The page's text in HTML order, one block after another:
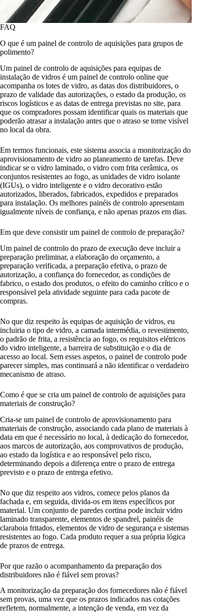
FAQ
O que é um painel de controlo de aquisições para grupos de
polimento?
Um painel de controlo de aquisições para equipas de
instalação de vidros é um painel de controlo online que
acompanha os lotes de vidro, as datas dos distribuidores, o
prazo de validade das autorizações, o estado da produção, os
riscos logísticos e as datas de entrega previstas no site, para
que os compradores possam identificar quais os materiais que
poderão atrasar a instalação antes que o atraso se torne visível
no local da obra.
Em termos funcionais, este sistema associa a monitorização do
aprovisionamento de vidro ao planeamento de tarefas. Deve
indicar se o vidro laminado, o vidro com frita cerâmica, os
conjuntos resistentes ao fogo, as unidades de vidro isolante
(IGUs), o vidro inteligente e o vidro decorativo estão
autorizados, liberados, fabricados, expedidos e preparados
para instalação. Os melhores painéis de controlo apresentam
igualmente níveis de confiança, e não apenas prazos em dias.
Em que deve consistir um painel de controlo de preparação?
Um painel de controlo do prazo de execução deve incluir a
preparação preliminar, a elaboração do orçamento, a
preparação verificada, a preparação efetiva, o prazo de
autorização, a confiança do fornecedor, as condições de
fabrico, o estado dos produtos, o efeito do caminho crítico e o
responsável pela atividade seguinte para cada pacote de
compras.
No que diz respeito às equipas de aquisição de vidros, eu
incluiria o tipo de vidro, a camada intermédia, o revestimento,
o padrão de frita, a resistência ao fogo, os requisitos elétricos
do vidro inteligente, a barreira de substituição e o dia de
acesso ao local. Sem esses aspetos, o painel de controlo pode
parecer simples, mas continuará a não identificar o verdadeiro
mecanismo de atraso.
Como é que se cria um painel de controlo de aquisições para
materiais de construção?
Cria-se um painel de controlo de aprovisionamento para
materiais de construção, associando cada plano de materiais à
data em que é necessário no local, à dedicação do fornecedor,
aos marcos de autorização, aos comprovativos de produção,
ao estado da logística e ao responsável pelo risco,
determinando depois a diferença entre o prazo de entrega
previsto e o prazo de entrega efetivo.
No que diz respeito aos vidros, comece pelos planos da
fachada e, em seguida, divida-os em itens específicos por
material. Um conjunto de paredes cortina pode incluir vidro
laminado transparente, elementos de spandrel, painéis de
claraboia fritados, elementos de vidro de segurança e sistemas
resistentes ao fogo. Cada produto requer a sua própria lógica
de prazos de entrega.
Por que razão o acompanhamento da preparação dos
distribuidores não é fiável sem provas?
A monitorização da preparação dos fornecedores não é fiável
sem provas, uma vez que os prazos indicados nas cotações
refletem, normalmente, a intenção de venda, em vez da